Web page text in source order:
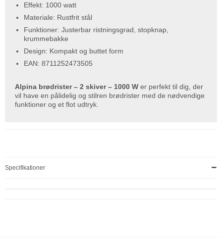
Effekt: 1000 watt
Materiale: Rustfrit stål
Funktioner: Justerbar ristningsgrad, stopknap,
krummebakke
Design: Kompakt og buttet form
EAN: 8711252473505
Alpina brødrister – 2 skiver – 1000 W er perfekt til dig, der
vil have en pålidelig og stilren brødrister med de nødvendige
funktioner og et flot udtryk.
Specifikationer